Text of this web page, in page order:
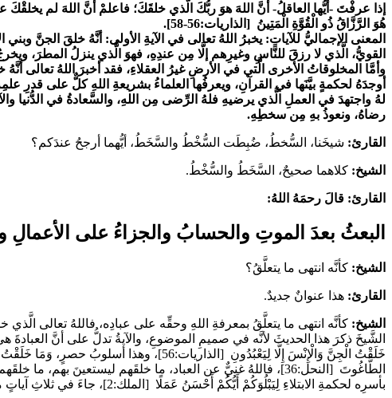
إذا عرفْتَ -أيُّها العاقلُ- أنَّ اللهَ هوَ ربُّكَ الَّذي خلقَكَ؛ فاعلمْ أنَّ اللهَ لم يخلقْكَ
هُوَ الرَّزَّاقُ ذُو الْقُوَّةِ الْمَتِينُ [الذاريات:56-58].
المعنى الإجماليُّ للآياتِ: يخبرُ اللهُ تعالى في الآيةِ الأولى: أنَّهُ خلقَ الجنَّ
القويُّ، الَّذي لا رزقَ للنَّاسِ وغيرِهم إلَّا مِن عندِهِ، فهوَ الَّذي ينزلُ المطرَ،
وأمَّا المخلوقاتُ الأخرى الَّتي في الأرضِ غيرُ العقلاءِ، فقد أخبرَ اللهُ
أوجدَهُ لحكمةٍ بيَّنَها في القرآنِ، ويعرفُها العلماءُ بشريعةِ اللهِ كلٌّ على قدرِ
لهُ واجتهدَ في العملِ الَّذي يرضيهِ فلهُ الرِّضى مِن اللهِ، والسَّعادةُ في الدُّنيا
رضاهُ، ونعوذُ بهِ مِن سخطِهِ.
القارئ: شيخَنا، السُّخطُ، ضُبِطَت السُّخْطُ والسَّخَطُ، أيُّهما أرجحُ عندَكم؟
الشيخ: كلاهما صحيحٌ، السَّخَطُ والسُّخْطُ.
القارئ: قالَ رحمَهُ اللهُ:
البعثُ بعدَ الموتِ والحسابُ والجزاءُ على الأعمالِ
الشيخ: كأنَّه انتهى ما يتعلَّقُ؟
القارئ: هذا عنوانٌ جديدٌ.
الشيخ: كأنَّه انتهى ما يتعلَّقُ بمعرفةِ اللهِ وحقِّه على عبادِه، فاللهُ تعالى
الشَّيخَ ذكرَ هذا الحديثَ لأنَّه في صميمِ الموضوعِ، والآيةُ تدلُّ على أنَّ
خَلَقْتُ الْجِنَّ وَالْإِنْسَ إِلَّا لِيَعْبُدُونِ [الذاريات:56]، وهذا أسلوبُ حصرٍ، وَمَا خَلَقْتُ
الطَّاغُوتَ
[النحل:36]، فاللهُ غنيٌّ عن العباد، ما خلقَهم ليستعينَ
بأسرِه لحكمةِ الابتلاءِ لِيَبْلُوَكُمْ أَيُّكُمْ أَحْسَنُ عَمَلًا [الملك:2]، جاءَ في ثلاثِ آياتٍ من القرآنِ.